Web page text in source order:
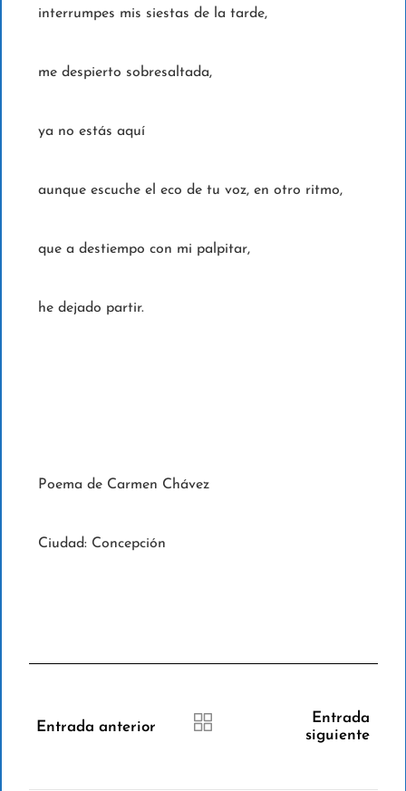
interrumpes mis siestas de la tarde,
me despierto sobresaltada,
ya no estás aquí
aunque escuche el eco de tu voz, en otro ritmo,
que a destiempo con mi palpitar,
he dejado partir.
Poema de Carmen Chávez
Ciudad: Concepción
Entrada anterior
Entrada
siguiente